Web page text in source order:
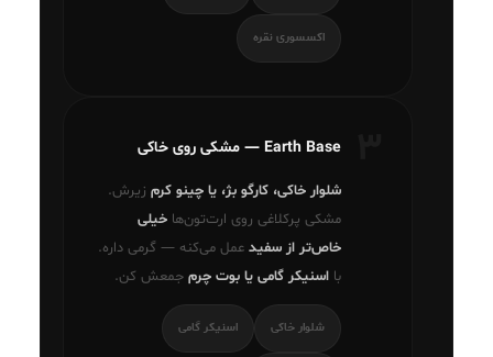
اکسسوری نقره
Earth Base — مشکی روی خاکی
شلوار خاکی، کارگو بژ، یا چینو کرم زیرش.
مشکی پرکلاغی روی ارت‌تون‌ها خیلی
خاص‌تر از سفید عمل می‌کنه — گرمی داره.
با اسنیکر گامی یا بوت چرم جمعش کن.
شلوار خاکی اسنیکر گامی